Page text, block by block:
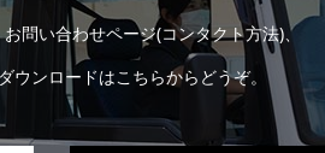
問い合わせページ(コンタクト方法)、
ウンロードはこちらからどうぞ。